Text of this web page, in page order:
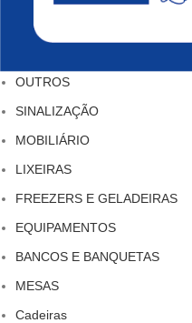
OUTROS
SINALIZAÇÃO
MOBILIÁRIO
LIXEIRAS
FREEZERS E GELADEIRAS
EQUIPAMENTOS
BANCOS E BANQUETAS
MESAS
Cadeiras